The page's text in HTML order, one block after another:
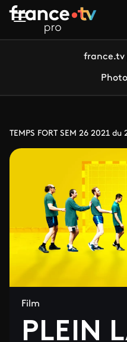
Aller au contenu principal
france.tv
TEMPS FORT SEM 26 2021
Film
PLEIN